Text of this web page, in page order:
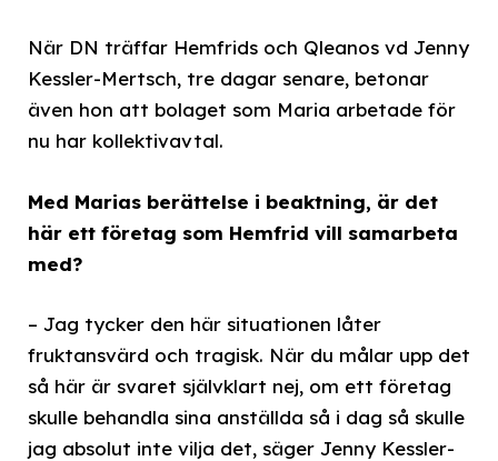
När DN träffar Hemfrids och Qleanos vd Jenny
Kessler-Mertsch, tre dagar senare, betonar
även hon att bolaget som Maria arbetade för
nu har kollektivavtal.
Med Marias berättelse i beaktning, är det
här ett företag som Hemfrid vill samarbeta
med?
– Jag tycker den här situationen låter
fruktansvärd och tragisk. När du målar upp det
så här är svaret självklart nej, om ett företag
skulle behandla sina anställda så i dag så skulle
jag absolut inte vilja det, säger Jenny Kessler-